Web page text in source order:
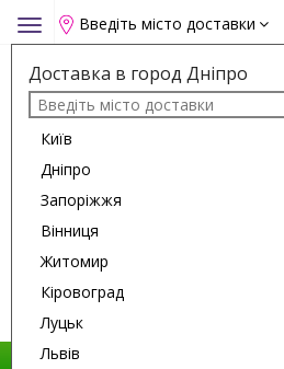
Toggle
navigation
Введіть місто доставки
Доставка в город Дніпро
Київ
Дніпро
Запоріжжя
Вінниця
Житомир
Кіровоград
Луцьк
Львів